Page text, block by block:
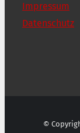
Impressum
Datenschutz
©